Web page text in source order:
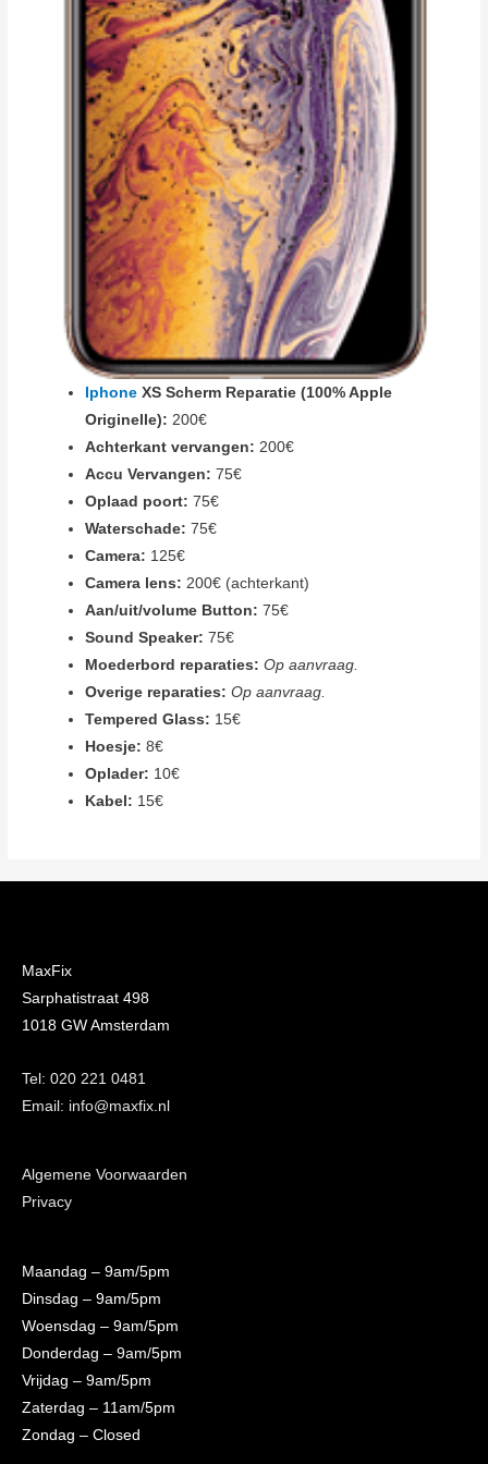
IphoneXS Scherm Reparatie (100% Apple
Originelle): 200€
Achterkant vervangen: 200€
Accu Vervangen: 75€
Oplaad poort: 75€
Waterschade: 75€
Camera: 125€
Camera lens: 200€ (achterkant)
Aan/uit/volume Button: 75€
Sound Speaker: 75€
Moederbord reparaties: Op aanvraag.
Overige reparaties: Op aanvraag.
Tempered Glass: 15€
Hoesje: 8€
Oplader: 10€
Kabel: 15€
MaxFix
Sarphatistraat 498
1018 GW Amsterdam
Tel: 020 221 0481
Email: info@maxfix.nl
Algemene Voorwaarden
Privacy
Maandag – 9am/5pm
Dinsdag – 9am/5pm
Woensdag – 9am/5pm
Donderdag – 9am/5pm
Vrijdag – 9am/5pm
Zaterdag – 11am/5pm
Zondag – Closed